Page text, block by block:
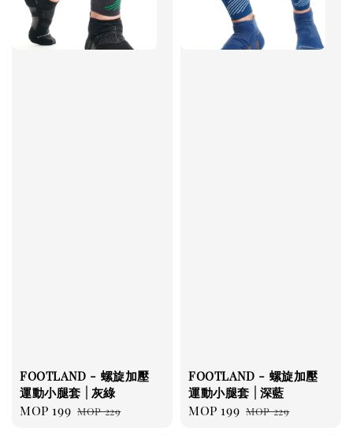
FOOTLAND - 螺旋加壓
運動小腿套 | 灰綠
Sale
MOP 199 Regular
MOP 229
FOOTLAND - 螺旋加壓
運動小腿套 | 深藍
Sale
MOP 199 Regular
MOP 229